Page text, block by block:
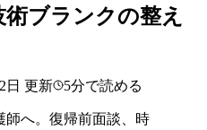
ブランクの整え
日 更新 5分で読める